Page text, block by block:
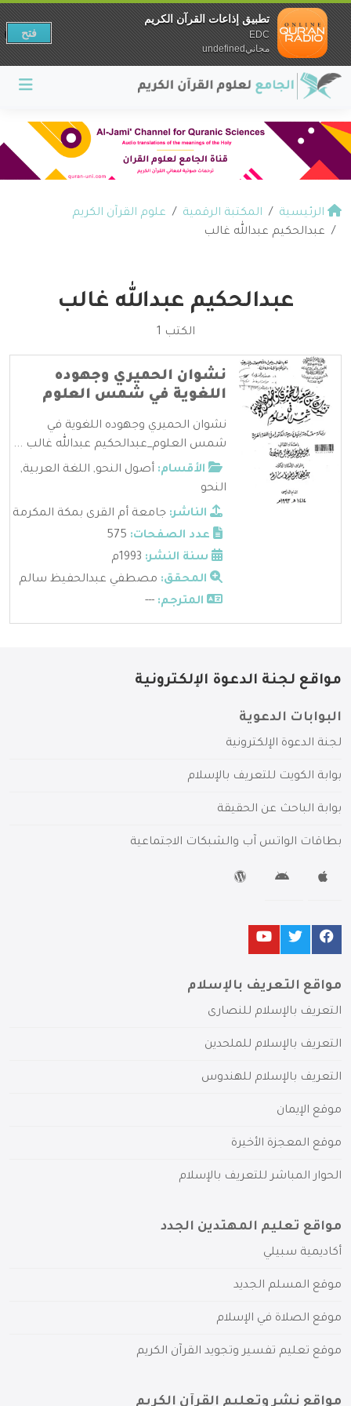
الرئيسية المكتبة الرقمية
علوم القرآن الكريم
عبدالحكيم عبدالله غالب
عبدالحكيم عبدالله غالب
الكتب 1
نشوان الحميري وجهوده
اللغوية في شمس العلوم
نشوان الحميري وجهوده اللغوية في
شمس العلوم_عبدالحكيم عبدالله غالب ...
الأقسام: أصول النحو, اللغة العربية,
النحو
الناشر: جامعة أم القرى بمكة المكرمة
عدد الصفحات:
سنة النشر:
المحقق: مصطفي عبدالحفيظ سالم
المترجم: ---
مواقع لجنة الدعوة الإلكترونية
البوابات الدعوية
لجنة الدعوة الإلكترونية
بوابة الكويت للتعريف بالإسلام
بوابة الباحث عن الحقيقة
بطاقات الواتس آب والشبكات الاجتماعية
مواقع التعريف بالإسلام
التعريف بالإسلام للنصارى
التعريف بالإسلام للملحدين
التعريف بالإسلام للهندوس
موقع الإيمان
موقع المعجزة الأخيرة
الحوار المباشر للتعريف بالإسلام
مواقع تعليم المهتدين الجدد
أكاديمية سبيلي
موقع المسلم الجديد
موقع الصلاة في الإسلام
موقع تعليم تفسير وتجويد القرآن الكريم
مواقع نشر وتعليم القرآن الكريم
تطبيق إذاعات القرآن الكريم
EDC
مجانيundefined
فتح